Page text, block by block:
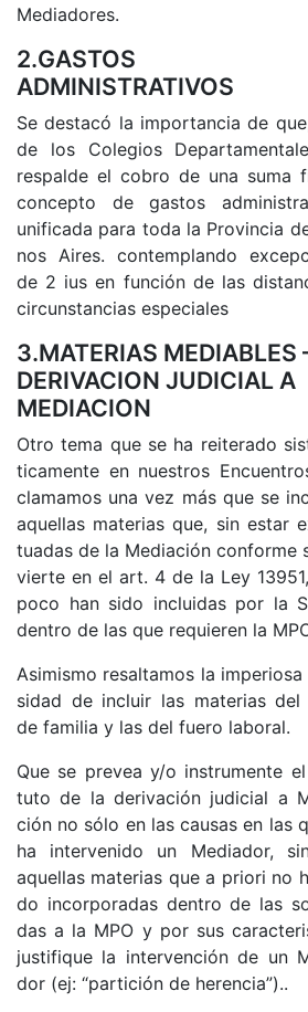
Me­dia­do­res.
2.GASTOS
ADMINISTRATIVOS
Se des­ta­có la im­por­tan­cia de
de los Co­le­gios
res­pal­de el co­bro de una su­ma
con­cep­to de gas­tos
uni­fi­ca­da pa­ra to­da la Pro­vin­cia
nos Ai­res. con­tem­plan­do
de 2 ius en fun­ción de las
cir­cuns­tan­cias es­pe­cia­les
3.MATERIAS MEDIABLES
DERIVACION JUDICIAL A
MEDIACION
Otro te­ma que se ha rei­te­ra­do
ti­ca­men­te en nues­tros
cla­ma­mos una vez más que se
aque­llas ma­te­rias que, sin es­tar
tua­das de la Me­dia­ción con­for­me
vier­te en el ar­t. 4 de la Ley
po­co han si­do in­clui­das por la
den­tro de las que re­quie­ren la
Asi­mis­mo re­sal­ta­mos la
si­dad de in­cluir las ma­te­rias del
de fa­mi­lia y las del fue­ro la­bo­ra­l.
Que se pre­vea y/o ins­tru­men­te
tu­to de la de­ri­va­ción ju­di­cial a
ción no só­lo en las cau­sas en las
ha in­ter­ve­ni­do un Me­dia­do­r,
aque­llas ma­te­rias que a prio­ri no
do in­cor­po­ra­das den­tro de las
das a la MPO y por sus
jus­ti­fi­que la in­ter­ven­ción de un
dor (e­j: “par­ti­ción de he­ren­cia”)..